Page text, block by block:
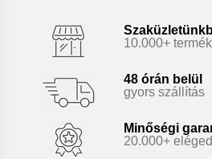
10.000+ termék
48 órán belül
gyors szállítás
Minőségi
20.000+